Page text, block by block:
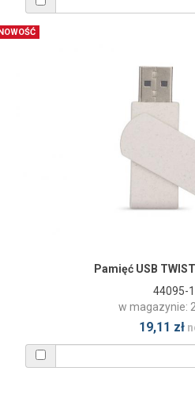
Pamięć USB
44095-
w magazynie:
19,11 zł